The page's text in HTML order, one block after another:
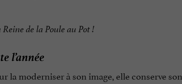
de la Poule au Pot !
l’année
la moderniser à son image, elle conserve son